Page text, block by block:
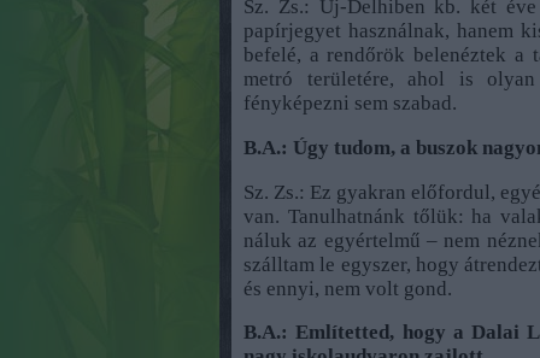
Sz. Zs.: Új-Delhiben kb. két
papírjegyet használnak, hanem
befelé, a rendőrök belenéztek a
metró területére, ahol is
fényképezni sem szabad.
B.A.: Úgy tudom, a buszok
Sz. Zs.: Ez gyakran előfordul,
van. Tanulhatnánk tőlük: ha
náluk az egyértelmű – nem
szálltam le egyszer, hogy
és ennyi, nem volt gond.
B.A.: Említetted, hogy a Dalai